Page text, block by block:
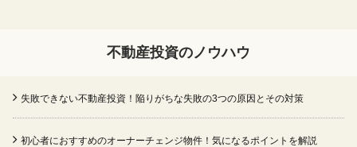
不動産投資のノウハウ
失敗できない不動産投資！陥りがちな失敗の3つの原因とその対策
初心者におすすめのオーナーチェンジ物件！気になるポイントを解説